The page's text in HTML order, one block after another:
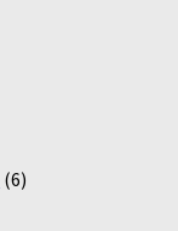
(6)